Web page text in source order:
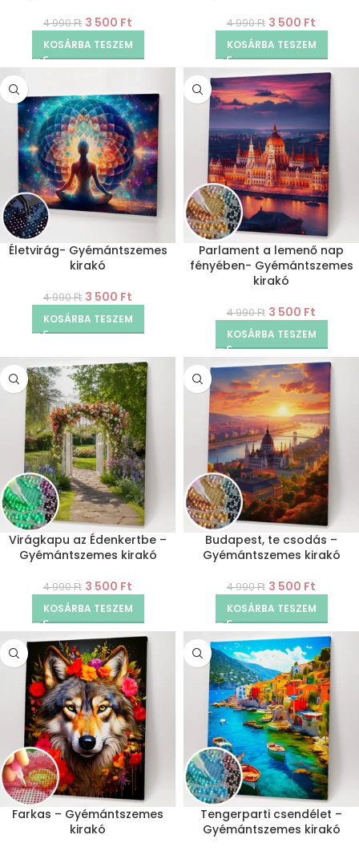
4 990Ft 3 500 Ft
KOSÁRBA TESZEM
4 990Ft 3 500 Ft
KOSÁRBA TESZEM
Életvirág- Gyémántszemes
kirakó
4 990Ft 3 500 Ft
KOSÁRBA TESZEM
Parlament a lemenő nap
fényében- Gyémántszemes
kirakó
4 990Ft 3 500 Ft
KOSÁRBA TESZEM
Virágkapu az Édenkertbe –
Gyémántszemes kirakó
4 990Ft 3 500 Ft
KOSÁRBA TESZEM
Budapest, te csodás –
Gyémántszemes kirakó
4 990Ft 3 500 Ft
KOSÁRBA TESZEM
Farkas – Gyémántszemes
kirakó
Tengerparti csendélet –
Gyémántszemes kirakó